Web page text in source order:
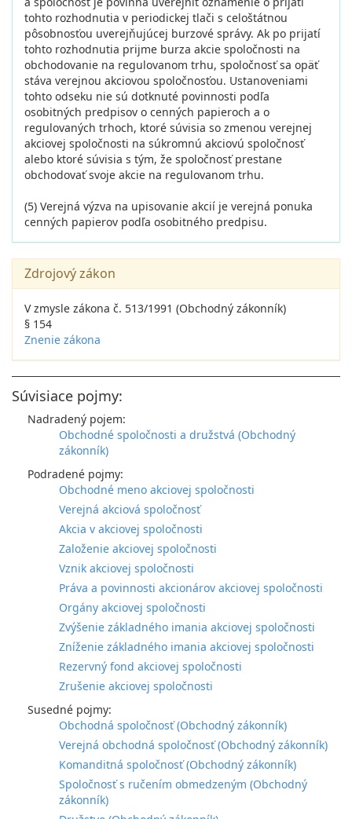
tohto rozhodnutia v periodickej tlači s celoštátnou
pôsobnosťou uverejňujúcej burzové správy. Ak po prijatí
tohto rozhodnutia prijme burza akcie spoločnosti na
obchodovanie na regulovanom trhu, spoločnosť sa opäť
stáva verejnou akciovou spoločnosťou. Ustanoveniami
tohto odseku nie sú dotknuté povinnosti podľa
osobitných predpisov o cenných papieroch a o
regulovaných trhoch, ktoré súvisia so zmenou verejnej
akciovej spoločnosti na súkromnú akciovú spoločnosť
alebo ktoré súvisia s tým, že spoločnosť prestane
obchodovať svoje akcie na regulovanom trhu.
(5) Verejná výzva na upisovanie akcií je verejná ponuka
cenných papierov podľa osobitného predpisu.
Zdrojový zákon
V zmysle zákona č. 513/1991 (Obchodný zákonník)
§ 154
Znenie zákona
Súvisiace pojmy:
Nadradený pojem:
Obchodné spoločnosti a družstvá (Obchodný
zákonník)
Podradené pojmy:
Obchodné meno akciovej spoločnosti
Verejná akciová spoločnosť
Akcia v akciovej spoločnosti
Založenie akciovej spoločnosti
Vznik akciovej spoločnosti
Práva a povinnosti akcionárov akciovej spoločnosti
Orgány akciovej spoločnosti
Zvýšenie základného imania akciovej spoločnosti
Zníženie základného imania akciovej spoločnosti
Rezervný fond akciovej spoločnosti
Zrušenie akciovej spoločnosti
Susedné pojmy:
Obchodná spoločnosť (Obchodný zákonník)
Verejná obchodná spoločnosť (Obchodný zákonník)
Komanditná spoločnosť (Obchodný zákonník)
Spoločnosť s ručením obmedzeným (Obchodný
zákonník)